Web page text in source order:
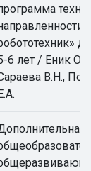
6 лет / Еник
В.Н.,